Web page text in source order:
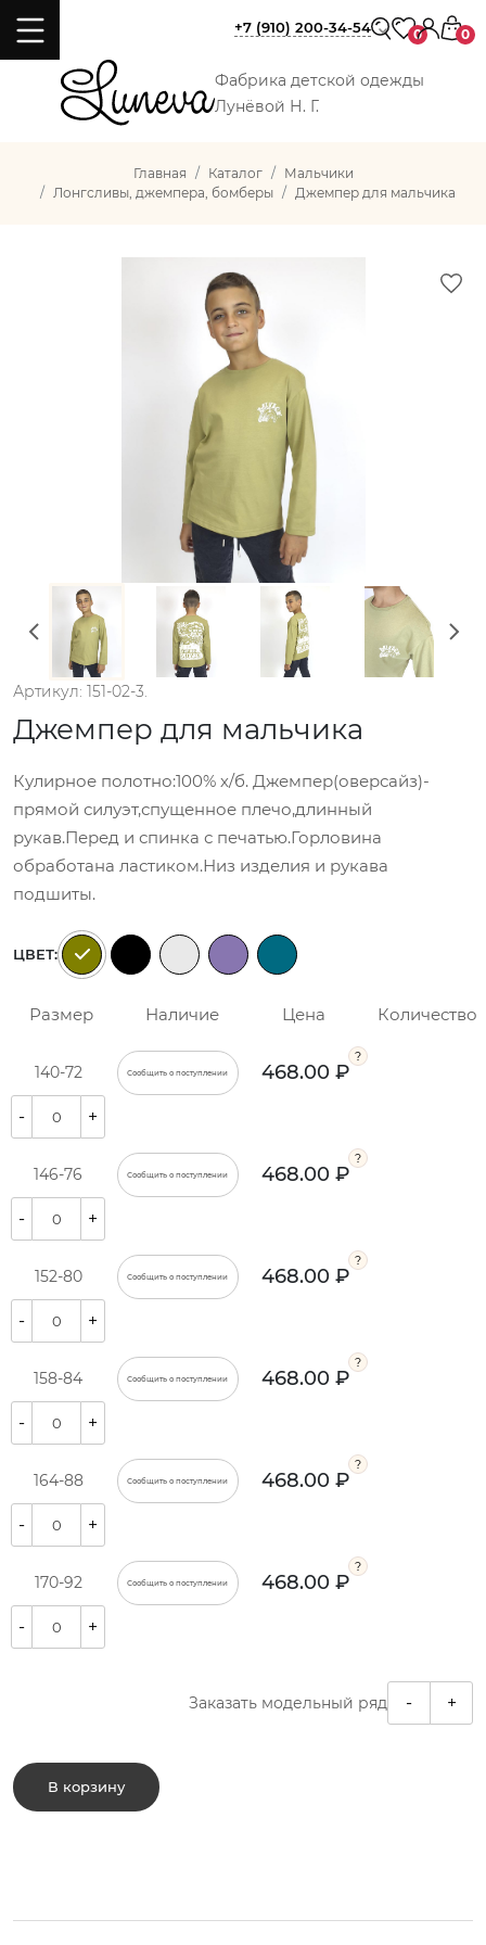
Фабрика детской одежды
Лунёвой Н. Г.
+7 (910) 200-34-54 0 0
Главная Каталог
Мальчики
Лонгсливы, джемпера, бомберы
Джемпер для мальчика
Артикул: 151-02-3.
Джемпер для мальчика
Кулирное полотно:100% х/б. Джемпер(оверсайз)-
прямой силуэт,спущенное плечо,длинный
рукав.Перед и спинка с печатью.Горловина
обработана ластиком.Низ изделия и рукава
подшиты.
ЦВЕТ:
Размер Наличие Цена Количество
140-72 Сообщить о поступлении 468.00 ₽
- +
146-76 Сообщить о поступлении 468.00 ₽
- +
152-80 Сообщить о поступлении 468.00 ₽
- +
158-84 Сообщить о поступлении 468.00 ₽
- +
164-88 Сообщить о поступлении 468.00 ₽
- +
170-92 Сообщить о поступлении 468.00 ₽
- +
Заказать модельный ряд - +
В корзину